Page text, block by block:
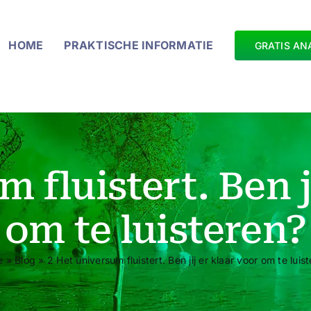
HOME PRAKTISCHE INFORMATIE GRATIS
fluistert. Ben
om te luisteren?
»Blog » 2 Het universum fluistert. Ben jij er klaar voor om te